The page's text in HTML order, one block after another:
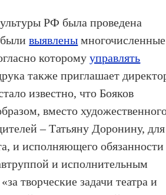
РФ была проведена
быливыявлены многочисленные
которомууправлять
также приглашает
известно, что Бояков
вместо
– Татьяну Доронину, для
и исполняющего обязанности
и исполнительным
творческие задачи театра и